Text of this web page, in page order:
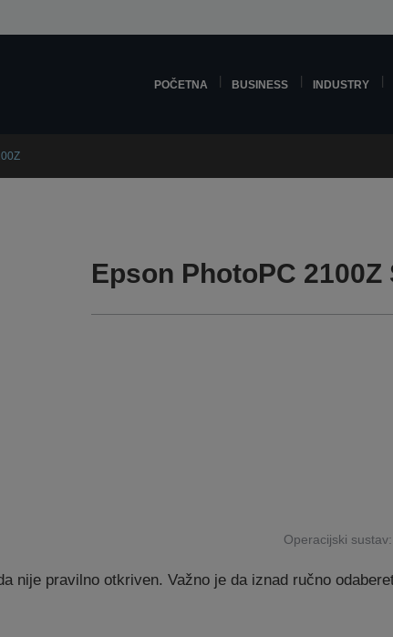
POČETNA BUSINESS INDUSTRY
Epson PhotoPC
Operacijski sustav:
nije pravilno otkriven. Važno je da iznad ručno